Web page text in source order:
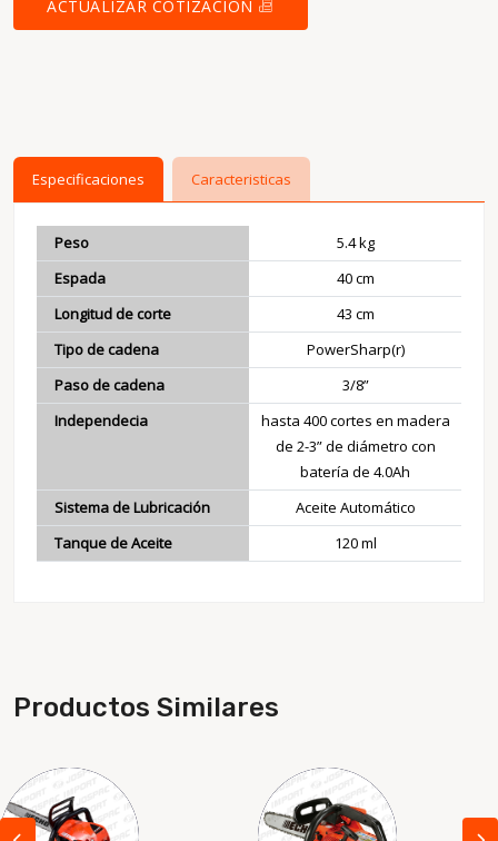
ACTUALIZAR COTIZACION
Especificaciones Caracteristicas
Peso
5.4 kg
Espada
40 cm
Longitud de corte
43 cm
Tipo de cadena
PowerSharp(r)
Paso de cadena
3/8”
Independecia
hasta 400 cortes en madera
de 2-3” de diámetro con
batería de 4.0Ah
Sistema de Lubricación
Aceite Automático
Tanque de Aceite
120 ml
Productos Similares